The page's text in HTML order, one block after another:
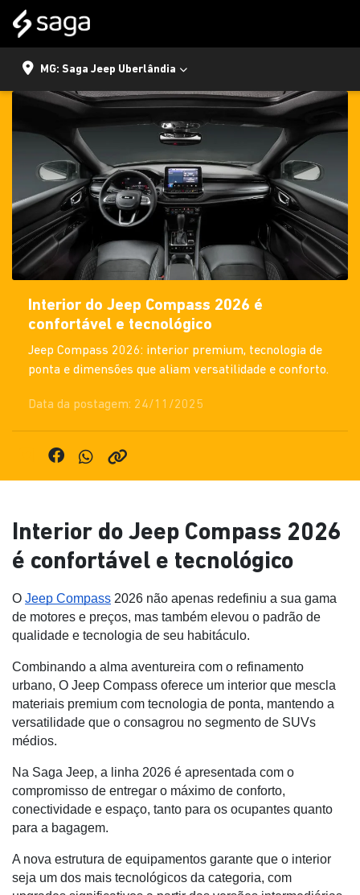
MG: Saga Jeep Uberlândia
Interior do Jeep Compass 2026 é
confortável e tecnológico
Jeep Compass 2026: interior premium, tecnologia de
ponta e dimensões que aliam versatilidade e conforto.
Data da postagem: 24/11/2025
Interior do Jeep Compass 2026
é confortável e tecnológico
O Jeep Compass 2026 não apenas redefiniu a sua gama
de motores e preços, mas também elevou o padrão de
qualidade e tecnologia de seu habitáculo.
Combinando a alma aventureira com o refinamento
urbano, O Jeep Compass oferece um interior que mescla
materiais premium com tecnologia de ponta, mantendo a
versatilidade que o consagrou no segmento de SUVs
médios.
Na Saga Jeep, a linha 2026 é apresentada com o
compromisso de entregar o máximo de conforto,
conectividade e espaço, tanto para os ocupantes quanto
para a bagagem.
A nova estrutura de equipamentos garante que o interior
seja um dos mais tecnológicos da categoria, com